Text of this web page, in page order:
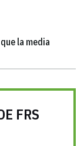
la media
FRS